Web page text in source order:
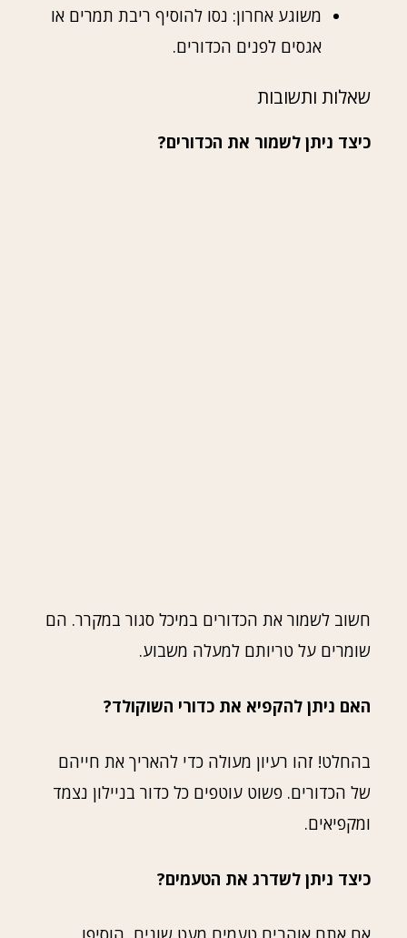
משוגע אחרון: נסו להוסיף ריבת תמרים או
אגסים לפנים הכדורים.
שאלות ותשובות
כיצד ניתן לשמור את הכדורים?
חשוב לשמור את הכדורים במיכל סגור במקרר. הם
שומרים על טריותם למעלה משבוע.
האם ניתן להקפיא את כדורי השוקולד?
בהחלט! זהו רעיון מעולה כדי להאריך את חייהם
של הכדורים. פשוט עוטפים כל כדור בניילון נצמד
ומקפיאים.
כיצד ניתן לשדרג את הטעמים?